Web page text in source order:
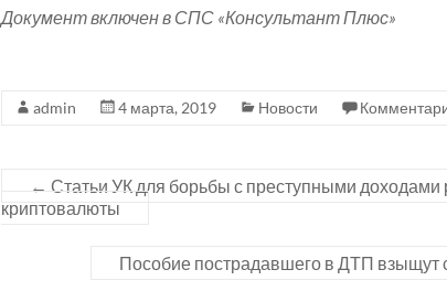
Документ включен в СПС «Консультант Плюс»
admin 4 марта, 2019 Новости
← Статьи УК для борьбы с преступными доходами
криптовалюты
Пособие пострадавшего в ДТП взыщут